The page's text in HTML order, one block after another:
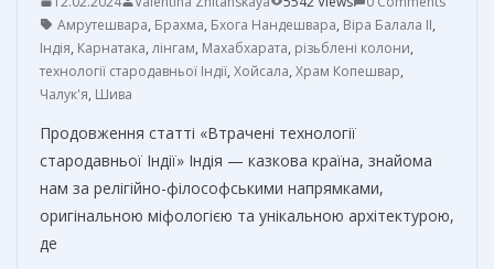
Амрутешвара, Брахма, Бхога Нандешвара, Віра Балала II,
Індія, Карнатака, лінгам, Махабхарата, різьблені колони,
технології стародавньої Індії, Хойсала, Храм Копешвар,
Чалук'я, Шива
Продовження статті «Втрачені технології
стародавньої Індії» Індія — казкова країна, знайома
нам за релігійно-філософськими напрямками,
оригінальною міфологією та унікальною архітектурою,
де